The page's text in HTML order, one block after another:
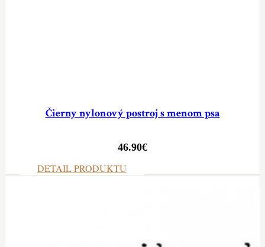
Čierny nylonový postroj s menom psa
46.90€
DETAIL PRODUKTU